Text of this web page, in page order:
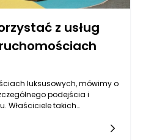
z usług
luksusowych, mówimy o
podejścia i
Właściciele takich